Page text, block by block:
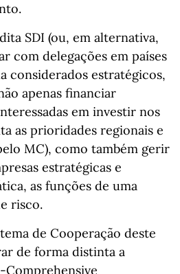
SDI (ou, em alternativa,
com delegações em países
considerados estratégicos,
apenas financiar
em investir nos
as prioridades regionais e
MC), como também gerir
estratégicas e
as funções de uma
risco.
de Cooperação deste
de forma distinta a
Comprehensive